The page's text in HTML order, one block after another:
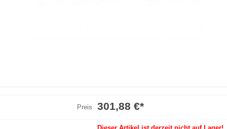
Preis 301,88 €*
Dieser Artikel ist derzeit nicht auf Lager!